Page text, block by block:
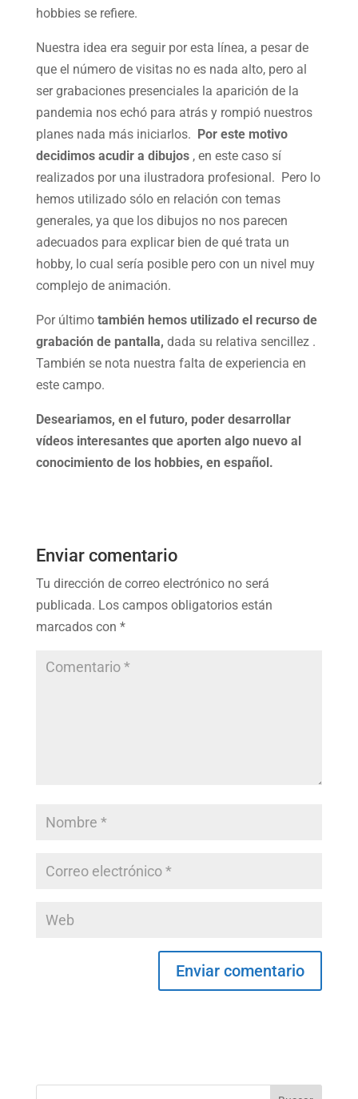
hobbies se refiere.
Nuestra idea era seguir por esta línea, a pesar de
que el número de visitas no es nada alto, pero al
ser grabaciones presenciales la aparición de la
pandemia nos echó para atrás y rompió nuestros
planes nada más iniciarlos. Por este motivo
decidimos acudir a dibujos , en este caso sí
realizados por una ilustradora profesional. Pero lo
hemos utilizado sólo en relación con temas
generales, ya que los dibujos no nos parecen
adecuados para explicar bien de qué trata un
hobby, lo cual sería posible pero con un nivel muy
complejo de animación.
Por último también hemos utilizado el recurso de
grabación de pantalla, dada su relativa sencillez .
También se nota nuestra falta de experiencia en
este campo.
Deseariamos, en el futuro, poder desarrollar
vídeos interesantes que aporten algo nuevo al
conocimiento de los hobbies, en español.
Enviar comentario
Tu dirección de correo electrónico no será
publicada. Los campos obligatorios están
marcados con *